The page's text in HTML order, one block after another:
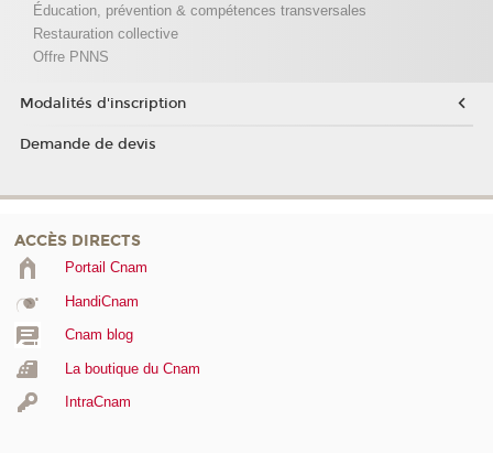
Éducation, prévention & compétences transversales
Restauration collective
Offre PNNS
Modalités d'inscription
Demande de devis
ACCÈS DIRECTS
Portail Cnam
HandiCnam
Cnam blog
La boutique du Cnam
IntraCnam